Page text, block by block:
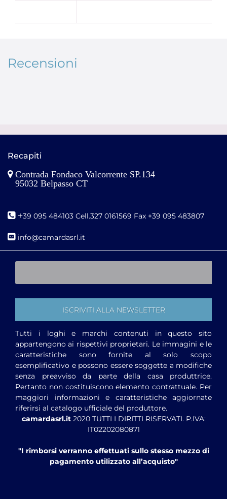
Recensioni
Recapiti
Contrada Fondaco Valcorrente SP.134
95032 Belpasso CT
+39 095 484103 Cell.327 0161569 Fax +39 095 483807
info@camardasrl.it
Tutti i loghi e marchi contenuti in questo sito
appartengono ai rispettivi proprietari. Le immagini e le
caratteristiche sono fornite al solo scopo
esemplificativo e possono essere soggette a modifiche
senza preavviso da parte della casa produttrice.
Pertanto non costituiscono elemento contrattuale. Per
maggiori informazioni e caratteristiche aggiornate
riferirsi al catalogo ufficiale del produttore.
camardasrl.it2020 TUTTI I DIRITTI RISERVATI. P.IVA:
IT02202080871
"I rimborsi verranno effettuati sullo stesso mezzo di
pagamento utilizzato all’acquisto"